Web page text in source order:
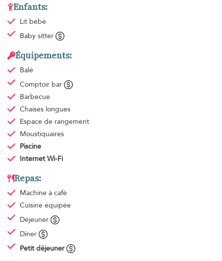
Enfants:
Lit bébé
Baby sitter
Équipements:
Balé
Comptoir bar
Barbecue
Chaises longues
Espace de rangement
Moustiquaires
Piscine
Internet Wi-Fi
Repas:
Machine à café
Cuisine équipée
Déjeuner
Dîner
Petit déjeuner